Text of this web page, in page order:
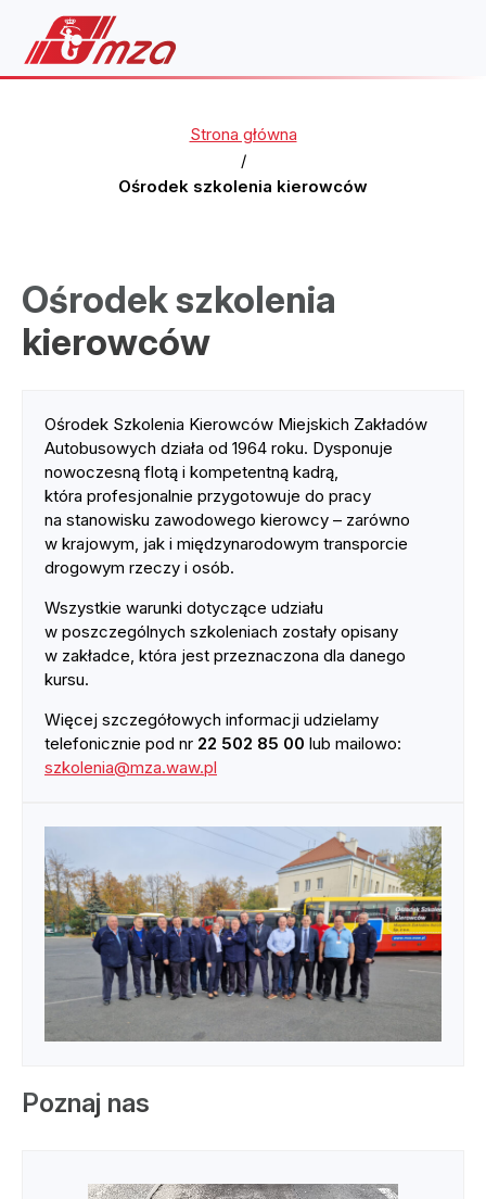
Strona główna
/
Ośrodek szkolenia kierowców
Ośrodek szkolenia
kierowców
Ośrodek Szkolenia Kierowców Miejskich Zakładów
Autobusowych działa od 1964 roku. Dysponuje
nowoczesną flotą i kompetentną kadrą,
która profesjonalnie przygotowuje do pracy
na stanowisku zawodowego kierowcy – zarówno
w krajowym, jak i międzynarodowym transporcie
drogowym rzeczy i osób.
Wszystkie warunki dotyczące udziału
w poszczególnych szkoleniach zostały opisany
w zakładce, która jest przeznaczona dla danego
kursu.
Więcej szczegółowych informacji udzielamy
telefonicznie pod nr 22 502 85 00 lub mailowo:
szkolenia@mza.waw.pl
Poznaj nas